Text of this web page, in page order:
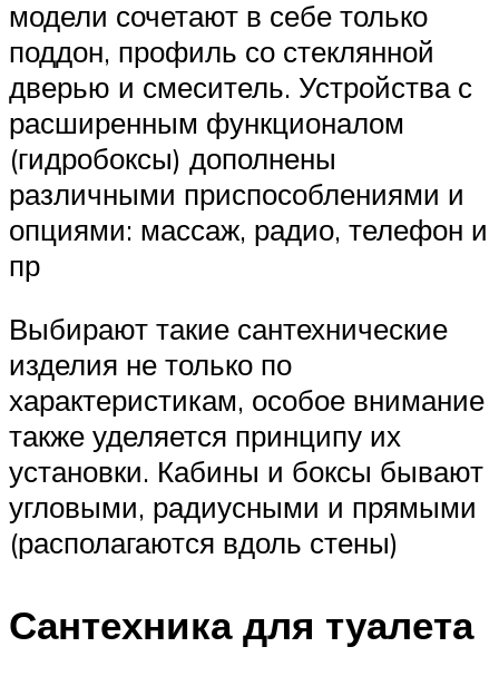
модели сочетают в себе только
поддон, профиль со стеклянной
дверью и смеситель. Устройства с
расширенным функционалом
(гидробоксы) дополнены
различными приспособлениями и
опциями: массаж, радио, телефон и
пр
Выбирают такие сантехнические
изделия не только по
характеристикам, особое внимание
также уделяется принципу их
установки. Кабины и боксы бывают
угловыми, радиусными и прямыми
(располагаются вдоль стены)
Сантехника для туалета